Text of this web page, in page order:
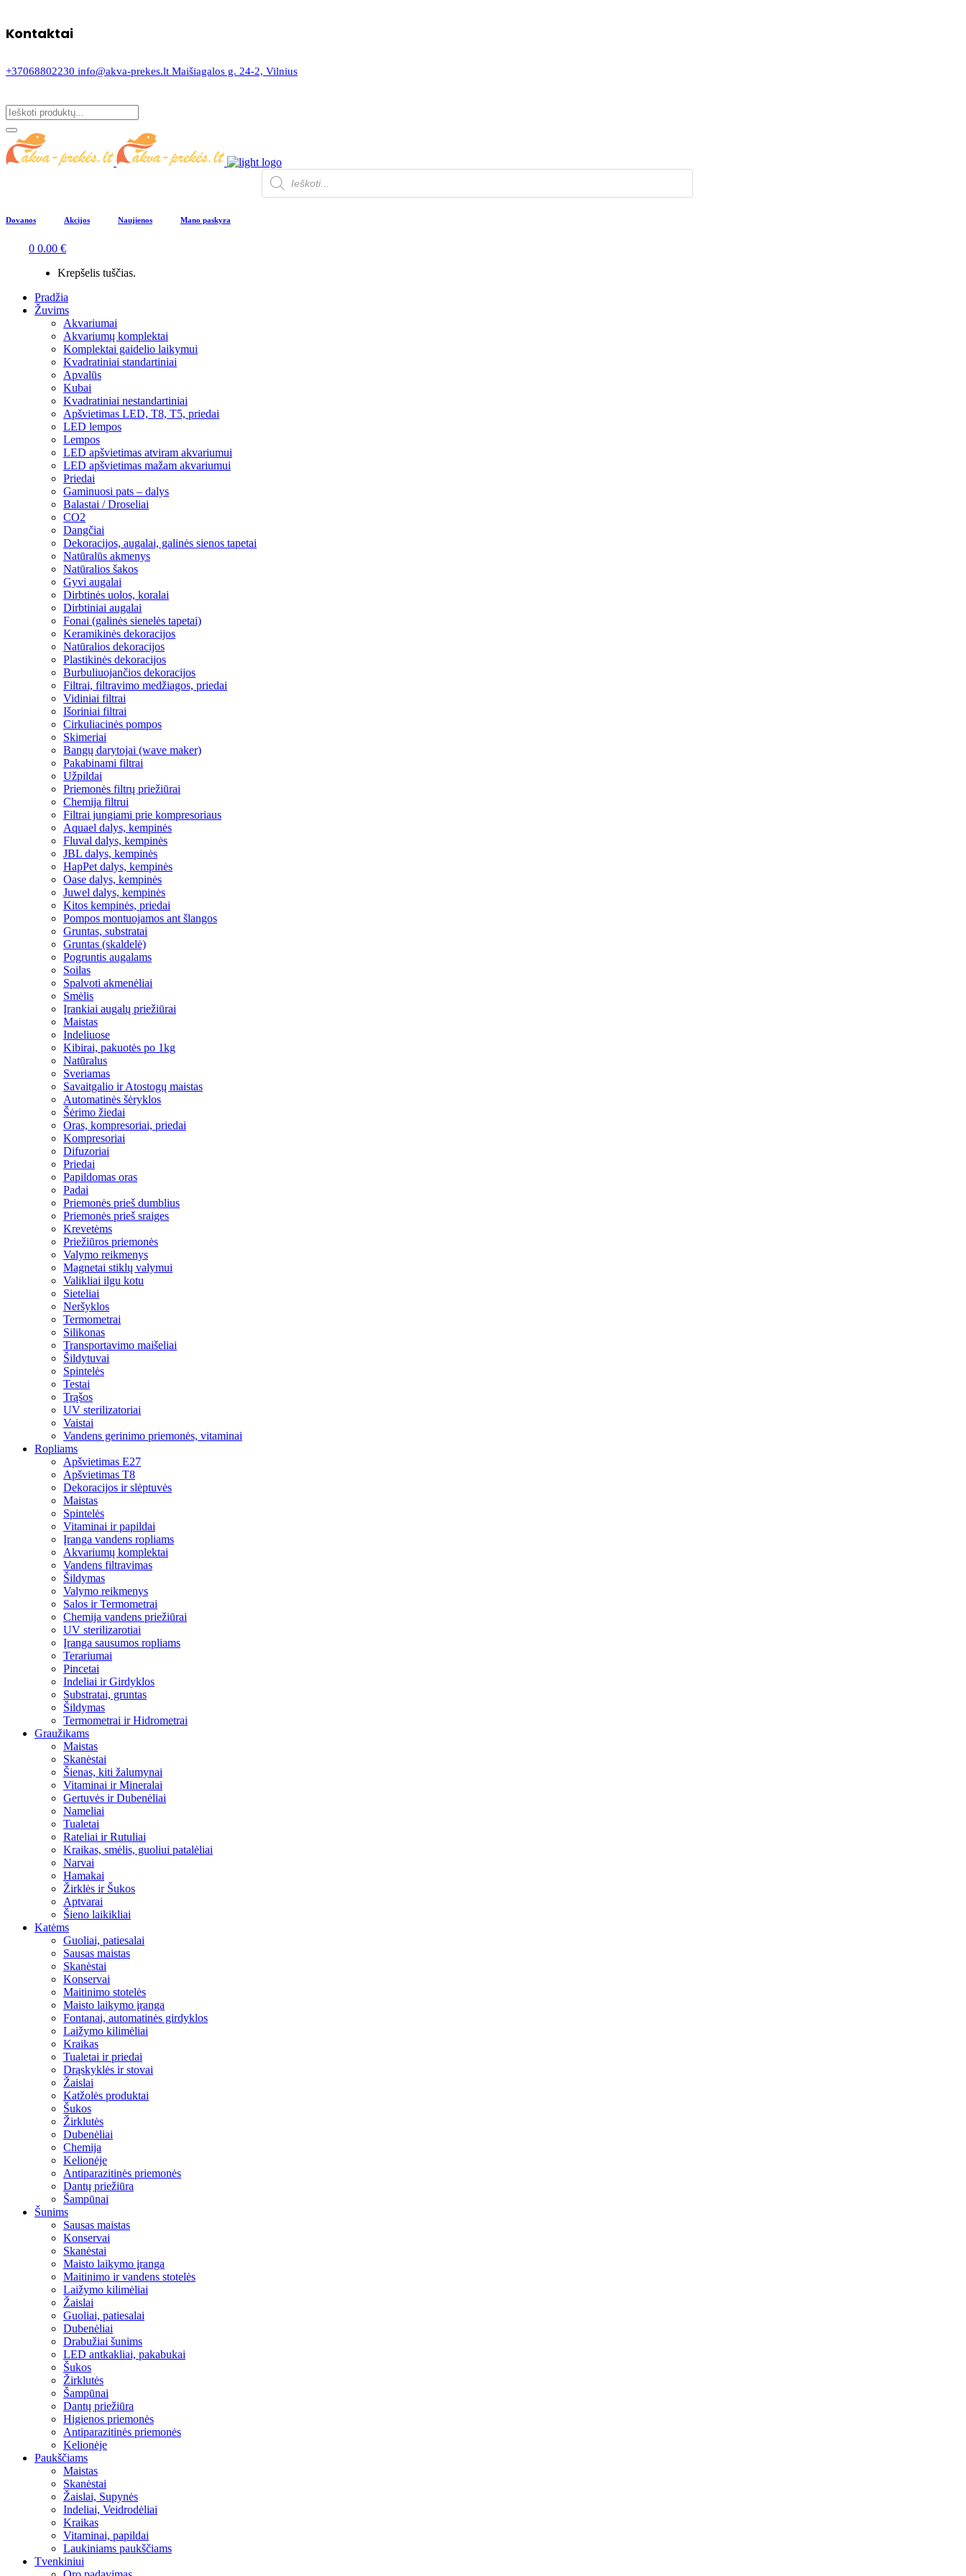
Kontaktai
+37068802230 info@akva-prekes.lt Maišiagalos g. 24-2, Vilnius
Products
search
Dovanos Akcijos Naujienos Mano paskyra
0 0.00 €
Krepšelis tuščias.
Pradžia
Žuvims
Akvariumai
Akvariumų komplektai
Komplektai gaidelio laikymui
Kvadratiniai standartiniai
Apvalūs
Kubai
Kvadratiniai nestandartiniai
Apšvietimas LED, T8, T5, priedai
LED lempos
Lempos
LED apšvietimas atviram akvariumui
LED apšvietimas mažam akvariumui
Priedai
Gaminuosi pats – dalys
Balastai / Droseliai
CO2
Dangčiai
Dekoracijos, augalai, galinės sienos tapetai
Natūralūs akmenys
Natūralios šakos
Gyvi augalai
Dirbtinės uolos, koralai
Dirbtiniai augalai
Fonai (galinės sienelės tapetai)
Keramikinės dekoracijos
Natūralios dekoracijos
Plastikinės dekoracijos
Burbuliuojančios dekoracijos
Filtrai, filtravimo medžiagos, priedai
Vidiniai filtrai
Išoriniai filtrai
Cirkuliacinės pompos
Skimeriai
Bangų darytojai (wave maker)
Pakabinami filtrai
Užpildai
Priemonės filtrų priežiūrai
Chemija filtrui
Filtrai jungiami prie kompresoriaus
Aquael dalys, kempinės
Fluval dalys, kempinės
JBL dalys, kempinės
HapPet dalys, kempinės
Oase dalys, kempinės
Juwel dalys, kempinės
Kitos kempinės, priedai
Pompos montuojamos ant šlangos
Gruntas, substratai
Gruntas (skaldelė)
Pogruntis augalams
Soilas
Spalvoti akmenėliai
Smėlis
Įrankiai augalų priežiūrai
Maistas
Indeliuose
Kibirai, pakuotės po 1kg
Natūralus
Sveriamas
Savaitgalio ir Atostogų maistas
Automatinės šėryklos
Šėrimo žiedai
Oras, kompresoriai, priedai
Kompresoriai
Difuzoriai
Priedai
Papildomas oras
Padai
Priemonės prieš dumblius
Priemonės prieš sraiges
Krevetėms
Priežiūros priemonės
Valymo reikmenys
Magnetai stiklų valymui
Valikliai ilgu kotu
Sieteliai
Neršyklos
Termometrai
Silikonas
Transportavimo maišeliai
Šildytuvai
Spintelės
Testai
Trąšos
UV sterilizatoriai
Vaistai
Vandens gerinimo priemonės, vitaminai
Ropliams
Apšvietimas E27
Apšvietimas T8
Dekoracijos ir slėptuvės
Maistas
Spintelės
Vitaminai ir papildai
Įranga vandens ropliams
Akvariumų komplektai
Vandens filtravimas
Šildymas
Valymo reikmenys
Salos ir Termometrai
Chemija vandens priežiūrai
UV sterilizarotiai
Įranga sausumos ropliams
Terariumai
Pincetai
Indeliai ir Girdyklos
Substratai, gruntas
Šildymas
Termometrai ir Hidrometrai
Graužikams
Maistas
Skanėstai
Šienas, kiti žalumynai
Vitaminai ir Mineralai
Gertuvės ir Dubenėliai
Nameliai
Tualetai
Rateliai ir Rutuliai
Kraikas, smėlis, guoliui patalėliai
Narvai
Hamakai
Žirklės ir Šukos
Aptvarai
Šieno laikikliai
Katėms
Guoliai, patiesalai
Sausas maistas
Skanėstai
Konservai
Maitinimo stotelės
Maisto laikymo įranga
Fontanai, automatinės girdyklos
Laižymo kilimėliai
Kraikas
Tualetai ir priedai
Drąskyklės ir stovai
Žaislai
Katžolės produktai
Šukos
Žirklutės
Dubenėliai
Chemija
Kelionėje
Antiparazitinės priemonės
Dantų priežiūra
Šampūnai
Šunims
Sausas maistas
Konservai
Skanėstai
Maisto laikymo įranga
Maitinimo ir vandens stotelės
Laižymo kilimėliai
Žaislai
Guoliai, patiesalai
Dubenėliai
Drabužiai šunims
LED antkakliai, pakabukai
Šukos
Žirklutės
Šampūnai
Dantų priežiūra
Higienos priemonės
Antiparazitinės priemonės
Kelionėje
Paukščiams
Maistas
Skanėstai
Žaislai, Supynės
Indeliai, Veidrodėliai
Kraikas
Vitaminai, papildai
Laukiniams paukščiams
Tvenkiniui